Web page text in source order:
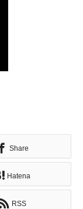
Share
Hatena
RSS